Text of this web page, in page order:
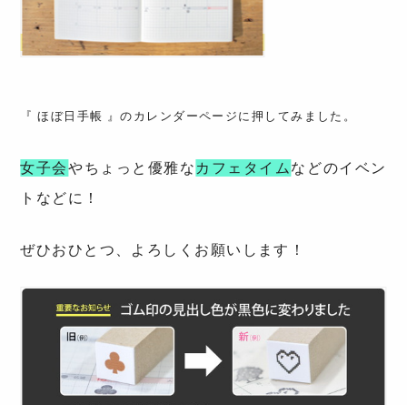
『 ほぼ日手帳 』のカレンダーページに押してみました。
女子会やちょっと優雅な カフェタイム などのイベン
トなどに！
ぜひおひとつ、よろしくお願いします！